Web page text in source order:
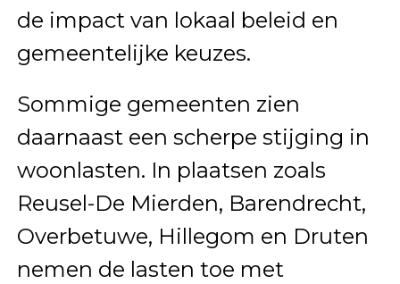
de impact van lokaal beleid en
gemeentelijke keuzes.
Sommige gemeenten zien
daarnaast een scherpe stijging in
woonlasten. In plaatsen zoals
Reusel-De Mierden, Barendrecht,
Overbetuwe, Hillegom en Druten
nemen de lasten toe met